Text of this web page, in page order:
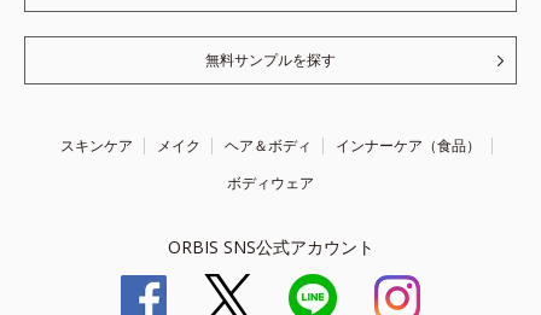
無料サンプルを探す
スキンケア メイク ヘア＆ボディ
インナーケア（食品）
ボディウェア
ORBIS SNS公式アカウント